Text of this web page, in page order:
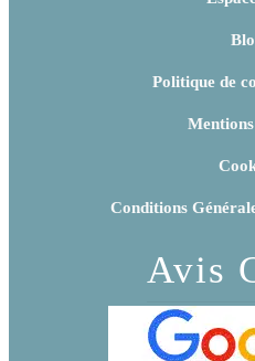
Politique de
Conditions
Avis